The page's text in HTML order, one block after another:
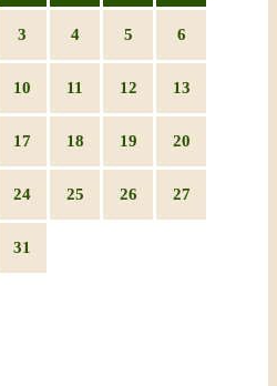
3 4 5 6
10 11 12 13
17 18 19 20
24 25 26 27
31